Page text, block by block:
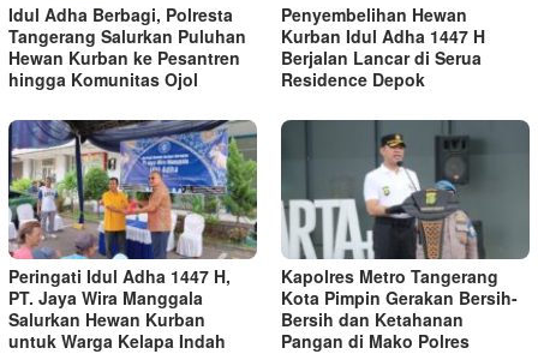
Idul Adha Berbagi, Polresta
Tangerang Salurkan Puluhan
Hewan Kurban ke Pesantren
hingga Komunitas Ojol
Penyembelihan Hewan
Kurban Idul Adha 1447 H
Berjalan Lancar di Serua
Residence Depok
Peringati Idul Adha 1447 H,
PT. Jaya Wira Manggala
Salurkan Hewan Kurban
untuk Warga Kelapa Indah
Kapolres Metro Tangerang
Kota Pimpin Gerakan Bersih-
Bersih dan Ketahanan
Pangan di Mako Polres